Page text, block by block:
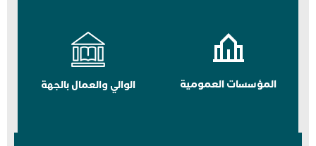
المؤسسات العمومية الوالي والعمال بالجهة